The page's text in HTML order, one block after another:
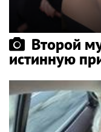
Второй
истинную